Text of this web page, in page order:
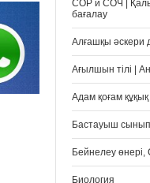
СОР и СОЧ |
бағалау
Алғашқы әскери
Ағылшын тілі |
Адам қоғам
Бастауыш сынып
Бейнелеу өнері,
Биология